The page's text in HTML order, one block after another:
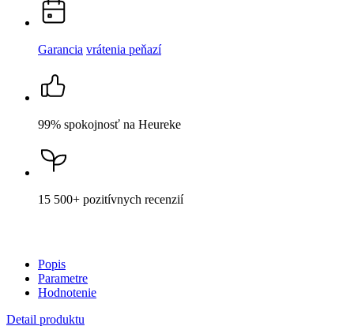
Garancia vrátenia peňazí
99% spokojnosť na Heureke
15 500+ pozitívnych recenzií
Popis
Parametre
Hodnotenie
Detail produktu